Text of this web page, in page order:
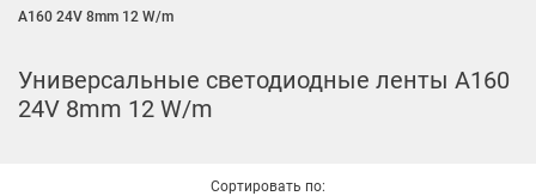
A160 24V 8mm 12 W/m
Универсальные светодиодные ленты A160
24V 8mm 12 W/m
Сортировать по: